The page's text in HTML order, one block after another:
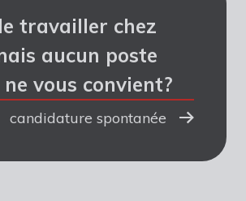
travailler chez
aucun poste
vous convient?
candidature spontanée